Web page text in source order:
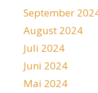
September
August 2024
Juli 2024
Juni 2024
Mai 2024